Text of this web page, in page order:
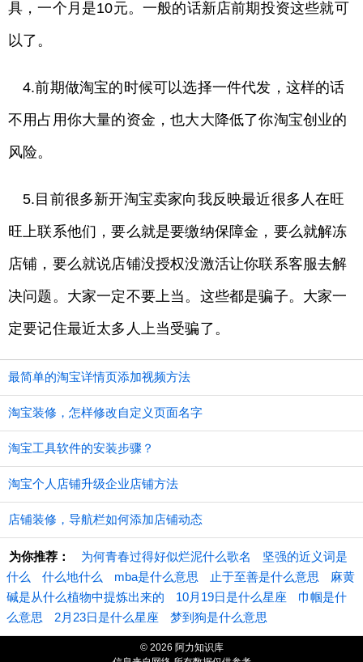
具，一个月是10元。一般的话新店前期投资这些就可
以了。
4.前期做淘宝的时候可以选择一件代发，这样的话
不用占用你大量的资金，也大大降低了你淘宝创业的
风险。
5.目前很多新开淘宝卖家向我反映最近很多人在旺
旺上联系他们，要么就是要缴纳保障金，要么就解冻
店铺，要么就说店铺没授权没激活让你联系客服去解
决问题。大家一定不要上当。这些都是骗子。大家一
定要记住最近太多人上当受骗了。
最简单的淘宝详情页添加视频方法
淘宝装修，怎样修改自定义页面名字
淘宝工具软件的安装步骤？
淘宝个人店铺升级企业店铺方法
店铺装修，导航栏如何添加店铺动态
为你推荐： 为何青春过得好似烂泥什么歌名
坚强的近义词是
什么
什么地什么 mba是什么意思 止于至善是什么意思
麻黄
碱是从什么植物中提炼出来的
10月19日是什么星座
巾帼是什
么意思
2月23日是什么星座 梦到狗是什么意思
© 2026 阿力知识库